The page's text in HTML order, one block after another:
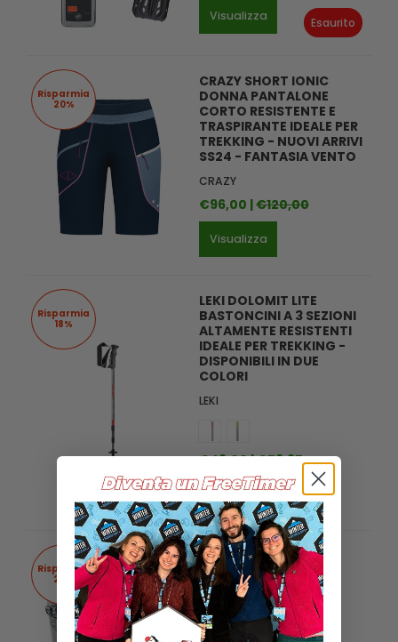
Esaurito
Visualizza
Risparmia
20%
CRAZY SHORT IONIC
DONNA PANTALONE
CORTO RESISTENTE E
TRASPIRANTE IDEALE PER
TREKKING - NUOVI ARRIVI
SS24 - FANTASIA VENTO
CRAZY
€96,00 |€120,00
Visualizza
Risparmia
18%
LEKI DOLOMIT LITE
BASTONCINI A 3 SEZIONI
ALTAMENTE RESISTENTI
IDEALE PER TREKKING -
DISPONIBILI IN DUE
COLORI
LEKI
€49,00 |€59,95
Visualizza
Risparmia
20%
DEUTER WEYBRIDGE
BORSA DA BICI -
DISPONIBILE IN 2
FORMATI
deuter